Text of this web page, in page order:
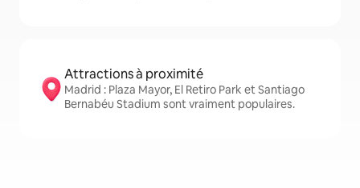
Attractions à proximité
Madrid : Plaza Mayor, El Retiro Park et Santiago
Bernabéu Stadium sont vraiment populaires.